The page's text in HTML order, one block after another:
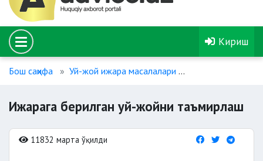
Кириш
Бош саҳифа Уй-жой ижара масалалари
Ижарага берилган уй-жойни таъмирлаш
11832 марта ўқилди